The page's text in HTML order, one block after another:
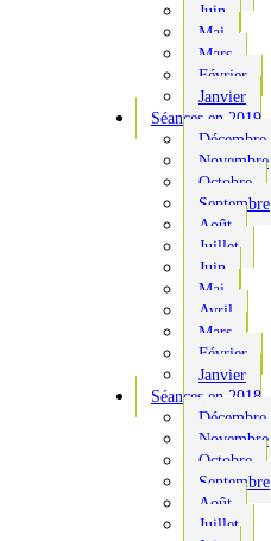
Juin
Mai
Mars
Février
Janvier
Séances en 2019
Décembre
Novembre
Octobre
Septembre
Août
Juillet
Juin
Mai
Avril
Mars
Février
Janvier
Séances en 2018
Décembre
Novembre
Octobre
Septembre
Août
Juillet